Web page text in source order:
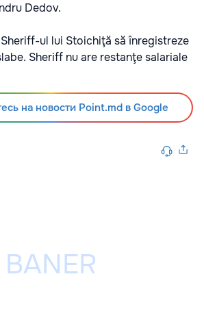
Dedov.
ul lui Stoichiţă să înregistreze
Sheriff nu are restanţe salariale
на новости Point.md в Google